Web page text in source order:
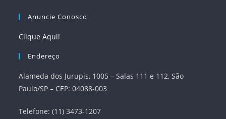
Anuncie Conosco
Clique Aqui!
Endereço
Alameda dos Jurupis, 1005 – Salas 111 e 112, São
Paulo/SP – CEP: 04088-003
Telefone: (11) 3473-1207